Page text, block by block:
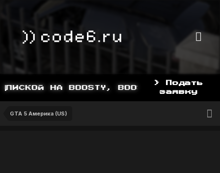
НА BOOSTY, BOOSTY.TO/YDDY
> Подать
заявку
GTA 5 Америка (US)